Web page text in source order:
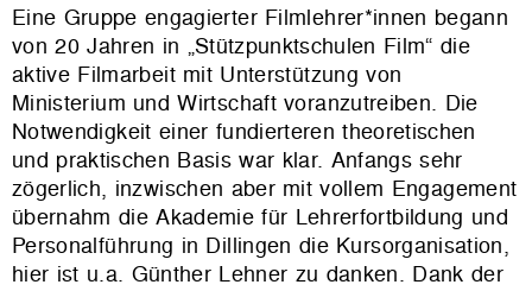
Eine Gruppe engagierter Filmlehrer*innen begann
von 20 Jahren in „Stützpunktschulen Film“ die
aktive Filmarbeit mit Unterstützung von
Ministerium und Wirtschaft voranzutreiben. Die
Notwendigkeit einer fundierteren theoretischen
und praktischen Basis war klar. Anfangs sehr
zögerlich, inzwischen aber mit vollem Engagement
übernahm die Akademie für Lehrerfortbildung und
Personalführung in Dillingen die Kursorganisation,
hier ist u.a. Günther Lehner zu danken. Dank der